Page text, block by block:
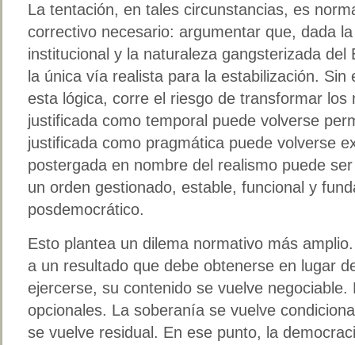
La tentación, en tales circunstancias, es
correctivo necesario: argumentar que, dada
institucional y la naturaleza gangsterizada
la única vía realista para la estabilización.
esta lógica, corre el riesgo de transformar los
justificada como temporal puede volverse
justificada como pragmática puede volverse
postergada en nombre del realismo puede
un orden gestionado, estable, funcional y
posdemocrático.
Esto plantea un dilema normativo más
a un resultado que debe obtenerse en lugar
ejercerse, su contenido se vuelve negociable.
opcionales. La soberanía se vuelve
se vuelve residual. En ese punto, la